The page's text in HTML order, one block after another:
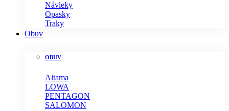
Návleky
Opasky
Traky
Obuv
OBUV
Altama
LOWA
PENTAGON
SALOMON